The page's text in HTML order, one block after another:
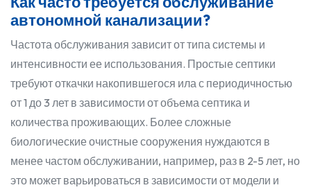
автономной канализации?
Частота обслуживания зависит от типа системы и
интенсивности ее использования. Простые септики
требуют откачки накопившегося ила с периодичностью
от 1 до 3 лет в зависимости от объема септика и
количества проживающих. Более сложные
биологические очистные сооружения нуждаются в
менее частом обслуживании, например, раз в 2-5 лет, но
это может варьироваться в зависимости от модели и